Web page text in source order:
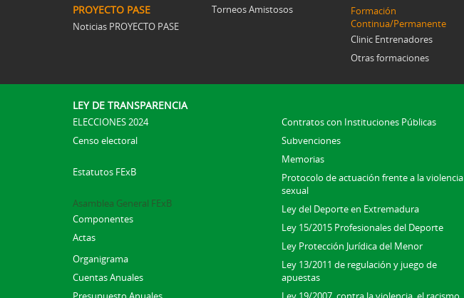
PROYECTO PASE
Noticias PROYECTO PASE
Torneos Amistosos
Formación
Continua/Permanente
Clinic Entrenadores
Otras formaciones
LEY DE TRANSPARENCIA
ELECCIONES 2024
Censo electoral
Estatutos FExB
Asamblea General FExB
Componentes
Actas
Organigrama
Cuentas Anuales
Contratos con Instituciones Públicas
Subvenciones
Memorias
Protocolo de actuación frente a la violencia
sexual
Ley del Deporte en Extremadura
Ley 15/2015 Profesionales del Deporte
Ley Protección Jurídica del Menor
Ley 13/2011 de regulación y juego de
apuestas